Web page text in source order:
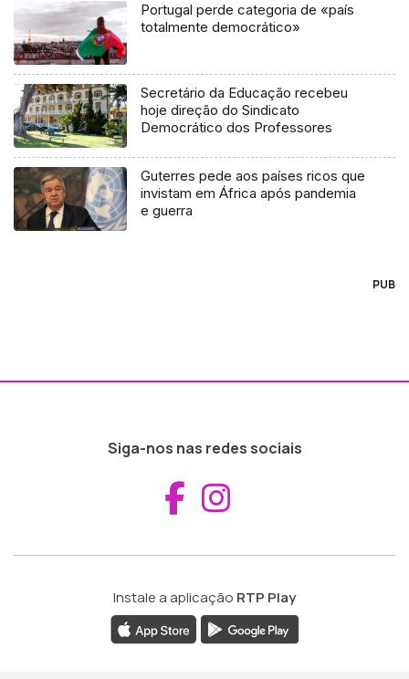
Portugal perde categoria de «país
totalmente democrático»
Secretário da Educação recebeu
hoje direção do Sindicato
Democrático dos Professores
Guterres pede aos países ricos que
invistam em África após pandemia
e guerra
PUB
Siga-nos nas redes sociais
Aceder ao
Instale a aplicação RTP Play